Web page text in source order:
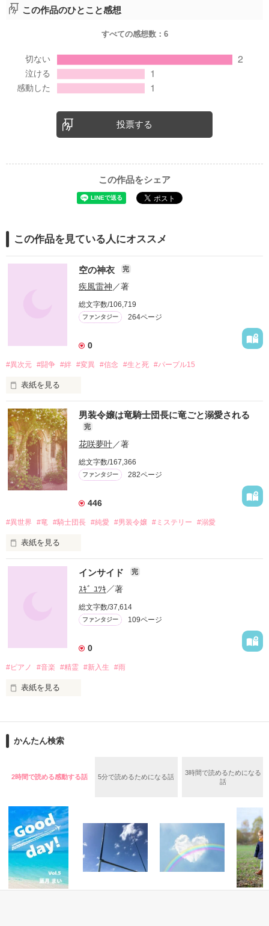
この作品のひとこと感想
すべての感想数： 6
投票する
この作品をシェア
この作品を見ている人にオススメ
空の神衣 完
疾風雷神／著
総文字数/106,719
ファンタジー 264ページ
0
#異次元 #闘争 #絆 #変異 #信念 #生と死 #パープル15
表紙を見る
最も力ある者に大いなる魂が宿るという。
野望達成のため、無念の過去をやり直すため、自らの意思で
闘いに挑む者がいる。
望まぬまま、巻き込まれる者がいる。
誰が何のために始めた闘いなのか。
疑問は混沌の中。
時間すら支配され、魂が交錯する。
―始めようか、退屈なデスゲームを―
作品を読む
男装令嬢は竜騎士団長に竜ごと溺愛される
完
花咲夢叶／著
総文字数/167,366
ファンタジー 282ページ
446
#異世界 #竜 #騎士団長 #純愛 #男装令嬢 #ミステリー #溺愛
表紙を見る
カターナ国のボルジーニと言う街を
統治していた父ボルテ公爵が無実の罪で捕らえられ三年。
辺境地に流れ住む没落令嬢のサラ・サマンドラ（18歳）は青い
竜ブルーノと共に隣国リアーナの竜騎士団に父を助け出す協力
誰もが目を引く美男子ながら冷酷で周囲からも恐れられている
隣国リアーナ国の国王陛下が絶対の信頼をおく、
果たして二人はサラの父を助け出し、無実を勝ち取る事が出来
るのか。
作品を読む
インサイド 完
ｽｷﾞ ﾕﾂｷ／著
総文字数/37,614
ファンタジー 109ページ
0
#ピアノ #音楽 #精霊 #新入生 #雨
表紙を見る
あなたの机の引き出しの中や、あるいはクローゼットの扉の向
かんたん検索
2時間で読める感動する話 5分で読めるためになる話
3時間で読めるためになる
話